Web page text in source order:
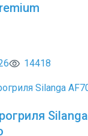
14418
Silanga